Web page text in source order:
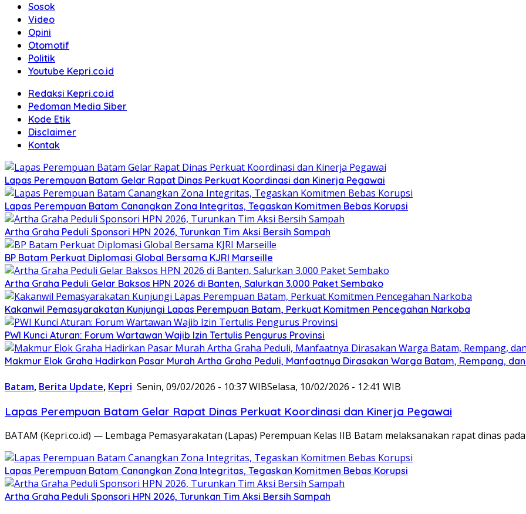
Sosok
Video
Opini
Otomotif
Politik
Youtube Kepri.co.id
Redaksi Kepri.co.id
Pedoman Media Siber
Kode Etik
Disclaimer
Kontak
Lapas Perempuan Batam Gelar Rapat Dinas Perkuat Koordinasi dan Kinerja Pegawai
Lapas Perempuan Batam Canangkan Zona Integritas, Tegaskan Komitmen Bebas Korupsi
Artha Graha Peduli Sponsori HPN 2026, Turunkan Tim Aksi Bersih Sampah
BP Batam Perkuat Diplomasi Global Bersama KJRI Marseille
Artha Graha Peduli Gelar Baksos HPN 2026 di Banten, Salurkan 3.000 Paket Sembako
Kakanwil Pemasyarakatan Kunjungi Lapas Perempuan Batam, Perkuat Komitmen Pencegahan Narkoba
PWI Kunci Aturan: Forum Wartawan Wajib Izin Tertulis Pengurus Provinsi
Makmur Elok Graha Hadirkan Pasar Murah Artha Graha Peduli, Manfaatnya Dirasakan Warga Batam, Rempang,
Batam, Berita Update, Kepri Senin, 09/02/2026 - 10:37 WIBSelasa, 10/02/2026 - 12:41 WIB
Lapas Perempuan Batam Gelar Rapat Dinas Perkuat Koordinasi dan Kinerja Pegawai
BATAM (Kepri.co.id) — Lembaga Pemasyarakatan (Lapas) Perempuan Kelas IIB Batam melaksanakan rapat dinas
Lapas Perempuan Batam Canangkan Zona Integritas, Tegaskan Komitmen Bebas Korupsi
Artha Graha Peduli Sponsori HPN 2026, Turunkan Tim Aksi Bersih Sampah